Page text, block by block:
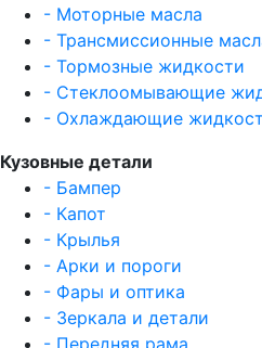
- Моторные масла
- Трансмиссионные
- Тормозные жидкости
- Стеклоомывающие
- Охлаждающие
Кузовные детали
- Бампер
- Капот
- Крылья
- Арки и пороги
- Фары и оптика
- Зеркала и детали
- Передняя рама